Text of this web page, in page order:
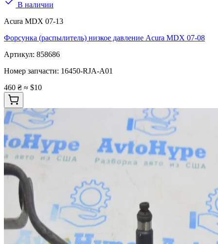
В наличии
Acura MDX 07-13
Форсунка (распылитель) низкое давление Acura MDX 07-08
Артикул: 858686
Номер запчасти: 16450-RJA-A01
460 ₴ ≈ $10